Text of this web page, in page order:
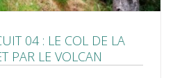
04 : LE COL DE LA
PAR LE VOLCAN